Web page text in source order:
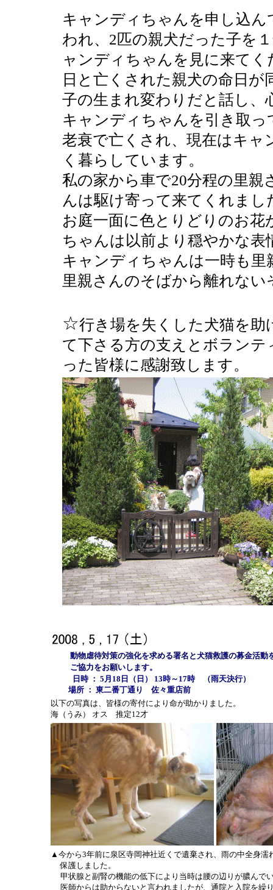
キャンディちゃんを申し込
われ、2匹の親犬だった子を
ャンディちゃんを見に来て
日と亡くされた親犬の命日
子の生まれ変わりだと話し
キャンディちゃんを引き取
老衰で亡くされ、現在はキャ
く暮らしています。
私の家から車で20分程の里
んは駆け寄って来てくれまし
お庭一面に色とりどりのお
ちゃんは以前より穏やかな
キャンディちゃんは一時も
里親さんのそばから離れない
☆行き場を失くした犬猫を
て下さる方の支えとボラン
った皆様に感謝致します。
動物虐待対策の強化を求める署名と犬猫救護の募金活動
ご協力をお願いします。
日時 ： 5月18日（日） 13時～17時 （雨天決行）
場所 ： 東二番丁通り 佐々重店前
以下の写真は、皆様の寄付により命が助かりました。
海（うみ） オス 推定12才
▲今から3年前に泉区寺岡神社近くで遺棄され、雨の中全身
保護しました。
甲状腺と副腎の機能の低下により当時は腰の辺りが膿んで
医師からは助からないと言われましたが、通院と入院を繰